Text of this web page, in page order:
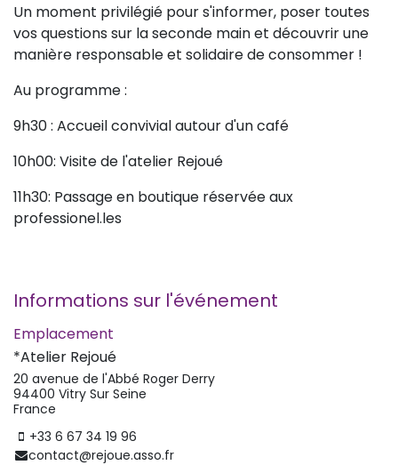
Un moment privilégié pour s'informer, poser toutes
vos questions sur la seconde main et découvrir une
manière responsable et solidaire de consommer !
Au programme :
9h30 : Accueil convivial autour d'un café
10h00: Visite de l'atelier Rejoué
11h30: Passage en boutique réservée aux
professionel.les
Informations sur l'événement
Emplacement
*Atelier Rejoué
20 avenue de l'Abbé Roger Derry
94400 Vitry Sur Seine
France
+33 6 67 34 19 96
contact@rejoue.asso.fr